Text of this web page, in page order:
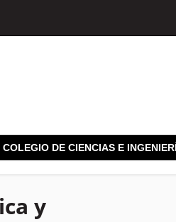
COLEGIO DE CIENCIAS E
y